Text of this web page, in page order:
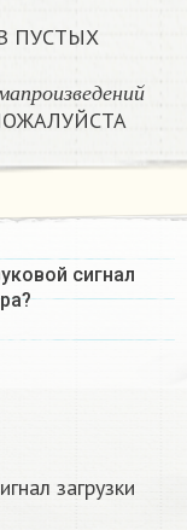
ПУСТЫХ
апр о изве ден и й
д ий
сигнал
загрузки